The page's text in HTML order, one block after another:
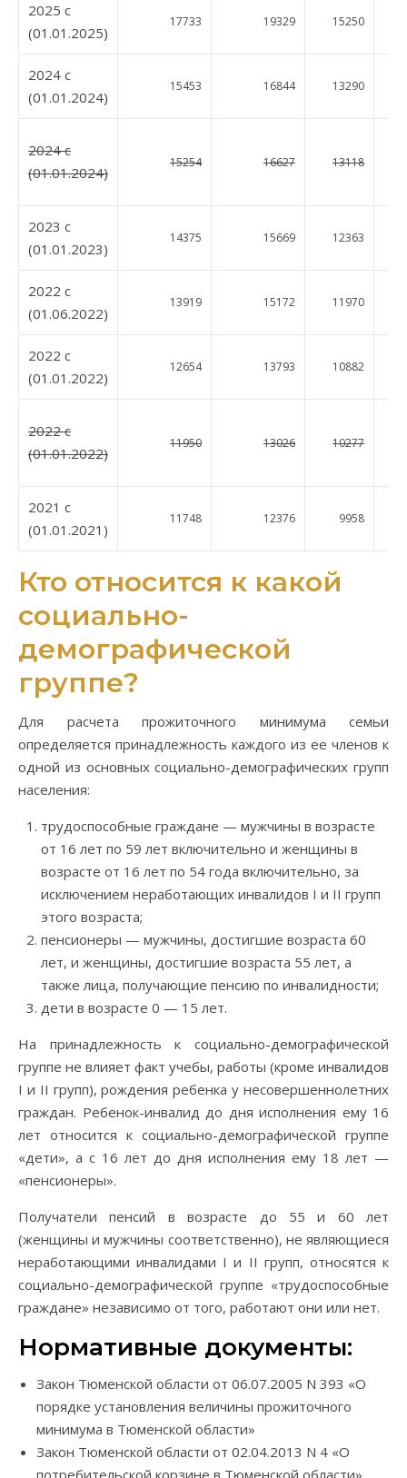
2025 c
(01.01.2025)
17733 19329 15250
2024 c
(01.01.2024)
15453 16844 13290
2024 c
(01.01.2024)
15254 16627 13118
2023 c
(01.01.2023)
14375 15669 12363
2022 c
(01.06.2022)
13919 15172 11970
2022 c
(01.01.2022)
12654 13793 10882
2022 c
(01.01.2022)
11950 13026 10277
2021 c
(01.01.2021)
11748 12376 9958
Кто относится к какой
социально-
демографической
группе?
Для расчета прожиточного минимума семьи
определяется принадлежность каждого из ее членов к
одной из основных социально-демографических групп
населения:
трудоспособные граждане — мужчины в возрасте
от 16 лет по 59 лет включительно и женщины в
возрасте от 16 лет по 54 года включительно, за
исключением неработающих инвалидов I и II групп
этого возраста;
пенсионеры — мужчины, достигшие возраста 60
лет, и женщины, достигшие возраста 55 лет, а
также лица, получающие пенсию по инвалидности;
дети в возрасте 0 — 15 лет.
На принадлежность к социально-демографической
группе не влияет факт учебы, работы (кроме инвалидов
I и II групп), рождения ребенка у несовершеннолетних
граждан. Ребенок-инвалид до дня исполнения ему 16
лет относится к социально-демографической группе
«дети», а с 16 лет до дня исполнения ему 18 лет —
«пенсионеры».
Получатели пенсий в возрасте до 55 и 60 лет
(женщины и мужчины соответственно), не являющиеся
неработающими инвалидами I и II групп, относятся к
социально-демографической группе «трудоспособные
граждане» независимо от того, работают они или нет.
Нормативные документы:
Закон Тюменской области от 06.07.2005 N 393 «О
порядке установления величины прожиточного
минимума в Тюменской области»
Закон Тюменской области от 02.04.2013 N 4 «О
потребительской корзине в Тюменской области»